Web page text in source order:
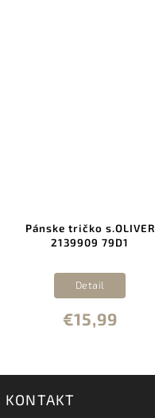
Pánske tričko s.OLIVER
2139909 79D1
€15,99
Detail
KONTAKT